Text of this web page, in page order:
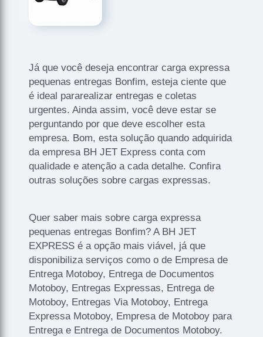
Já que você deseja encontrar carga expressa
pequenas entregas Bonfim, esteja ciente que
é ideal pararealizar entregas e coletas
urgentes. Ainda assim, você deve estar se
perguntando por que deve escolher esta
empresa. Bom, esta solução quando adquirida
da empresa BH JET Express conta com
qualidade e atenção a cada detalhe. Confira
outras soluções sobre cargas expressas.
Quer saber mais sobre carga expressa
pequenas entregas Bonfim? A BH JET
EXPRESS é a opção mais viável, já que
disponibiliza serviços como o de Empresa de
Entrega Motoboy, Entrega de Documentos
Motoboy, Entregas Expressas, Entrega de
Motoboy, Entregas Via Motoboy, Entrega
Expressa Motoboy, Empresa de Motoboy para
Entrega e Entrega de Documentos Motoboy.